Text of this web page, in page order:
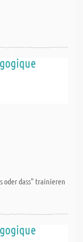
oder dass" trainieren